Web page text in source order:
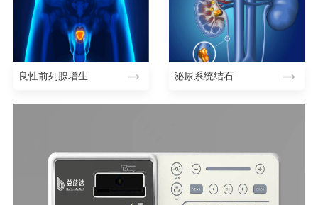
良性前列腺增生 泌尿系统结石